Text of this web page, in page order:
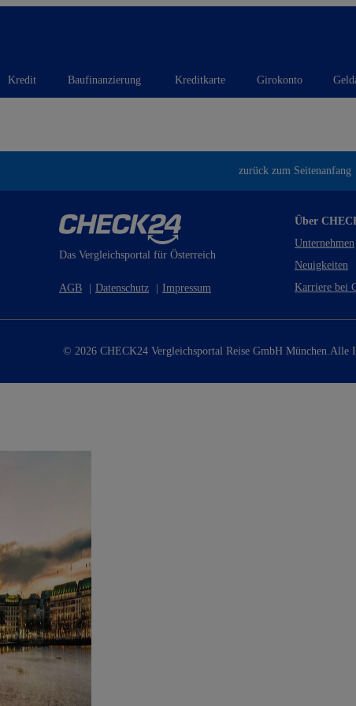
Kredit Baufinanzierung Kreditkarte Girokonto
zurück zum Seitenanfang
Das Vergleichsportal für Österreich
AGB Datenschutz Impressum
Über
Unternehmen
Neuigkeiten
Karriere bei
© 2026 CHECK24 Vergleichsportal Reise GmbH München.Alle